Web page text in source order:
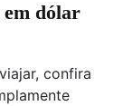
dólar
confira